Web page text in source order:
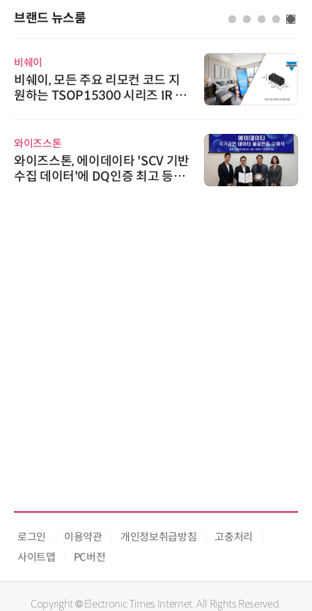
브랜드 뉴스룸
비쉐이
비쉐이, 모든 주요 리모컨 코드 지
원하는 TSOP15300 시리즈 IR 수
와이즈스톤
와이즈스톤, 에이데이타 'SCV 기반
수집 데이터'에 DQ인증 최고 등급
로그인 이용약관 개인정보취급방침
고충처리
사이트맵
PC버전
Copyright © Electronic Times Internet. All Rights Reserved.